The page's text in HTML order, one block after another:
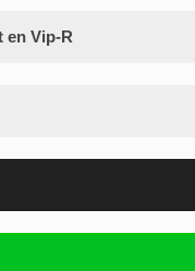
en Vip-R